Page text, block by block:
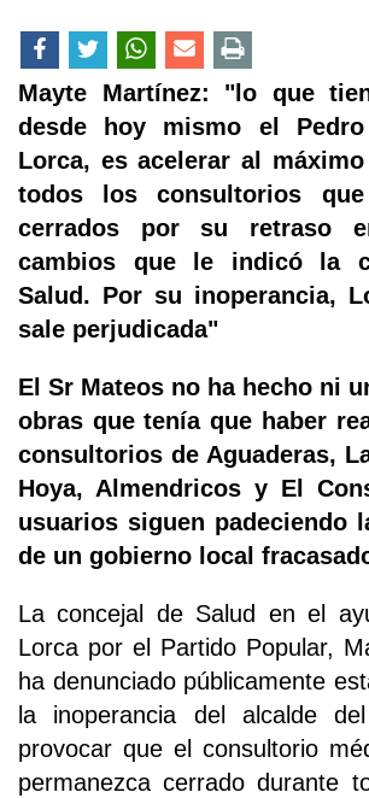
Mayte Martínez: "lo que
desde hoy mismo el
Lorca, es acelerar al
todos los consultorios
cerrados por su retraso
cambios que le indicó la
Salud. Por su inoperancia,
sale perjudicada"
El Sr Mateos no ha hecho ni
obras que tenía que haber
consultorios de Aguaderas,
Hoya, Almendricos y El
usuarios siguen padeciendo
de un gobierno local
La concejal de Salud en el
Lorca por el Partido Popular,
ha denunciado públicamente
la inoperancia del alcalde
provocar que el consultorio
permanezca cerrado durante